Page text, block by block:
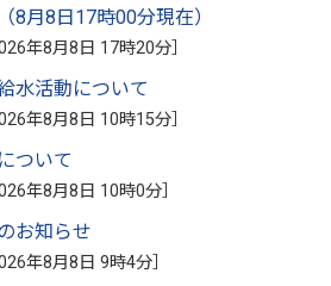
8月8日17時00分現在）
年8月8日 17時20分
水活動について
年8月8日 10時15分
ついて
年8月8日 10時0分
お知らせ
年8月8日 9時4分
新 都市計画道路西片西宮線（２工
第21回八代市都市計画審議会の結
新 第3回八代市景観審議会会議録の
景観重点地区の指定について